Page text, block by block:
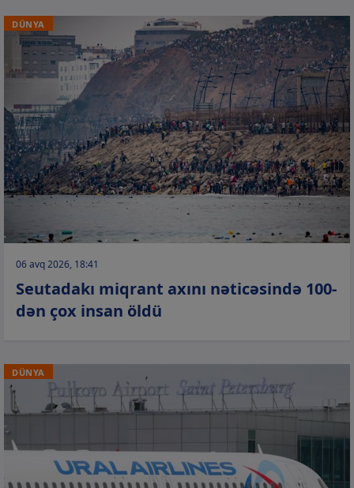
DÜNYA
06 avq 2026, 18:41
Seutadakı miqrant axını nəticəsində 100-
dən çox insan öldü
DÜNYA